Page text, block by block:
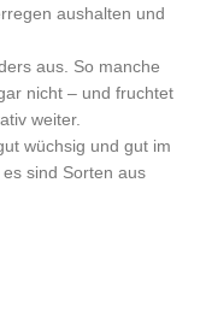
aushalten und
aus. So manche
nicht – und fruchtet
weiter.
wüchsig und gut im
sind Sorten aus